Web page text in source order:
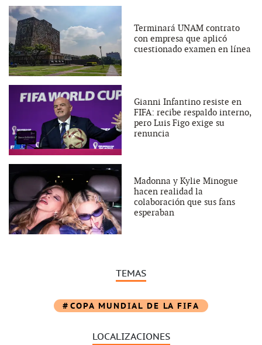
Terminará UNAM contrato
con empresa que aplicó
cuestionado examen en línea
Gianni Infantino resiste en
FIFA: recibe respaldo interno,
pero Luis Figo exige su
renuncia
Madonna y Kylie Minogue
hacen realidad la
colaboración que sus fans
esperaban
TEMAS
COPA MUNDIAL DE LA FIFA
LOCALIZACIONES